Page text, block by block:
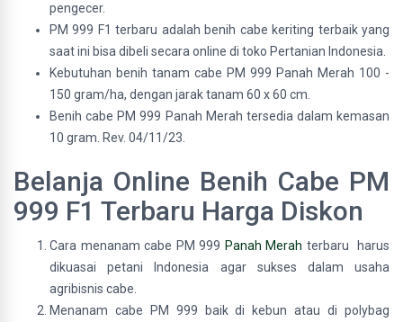
pengecer.
PM 999 F1 terbaru adalah benih cabe keriting terbaik yang
saat ini bisa dibeli secara online di toko Pertanian Indonesia.
Kebutuhan benih tanam cabe PM 999 Panah Merah 100 -
150 gram/ha, dengan jarak tanam 60 x 60 cm.
Benih cabe PM 999 Panah Merah tersedia dalam kemasan
10 gram. Rev. 04/11/23.
Belanja Online Benih Cabe PM
999 F1 Terbaru Harga Diskon
Cara menanam cabe PM 999 Panah Merah terbaru harus
dikuasai petani Indonesia agar sukses dalam usaha
agribisnis cabe.
Menanam cabe PM 999 baik di kebun atau di polybag